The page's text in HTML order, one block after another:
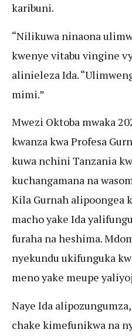
karibuni.
“Nilikuwa ninaona
kwenye vitabu vingine
alinieleza Ida.
mimi.”
Mwezi Oktoba mwaka
kwanza kwa Profesa
kuwa nchini Tanzania
kuchangamana na
Kila Gurnah alipoongea
macho yake Ida
furaha na heshima.
nyekundu ukifunguka
meno yake meupe
Naye Ida
chake kimefunikwa na